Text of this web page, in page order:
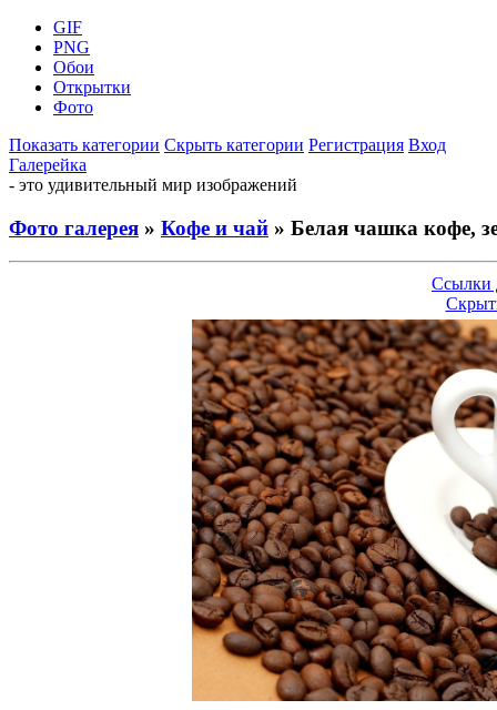
GIF
PNG
Обои
Открытки
Фото
Показать категории Скрыть категории Регистрация Вход
Галерейка
- это удивительный мир изображений
Фото галерея » Кофе и чай » Белая чашка кофе,
Ссылки